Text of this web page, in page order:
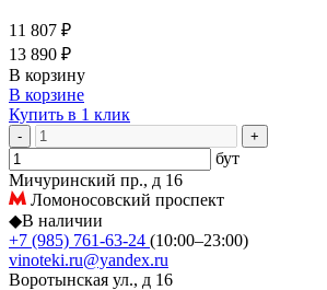
11 807 ₽
13 890 ₽
В корзину
В корзине
Купить в 1 клик
- +
бут
Мичуринский пр., д 16
Ломоносовский проспект
◆В наличии
+7 (985) 761-63-24 (10:00–23:00)
vinoteki.ru@yandex.ru
Воротынская ул., д 16